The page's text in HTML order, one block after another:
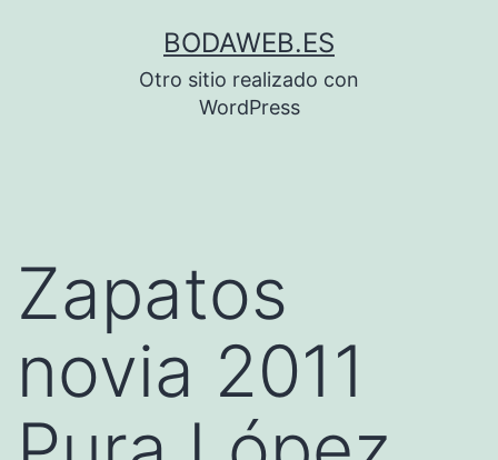
BODAWEB.ES
Otro sitio realizado con
WordPress
Zapatos
novia 2011